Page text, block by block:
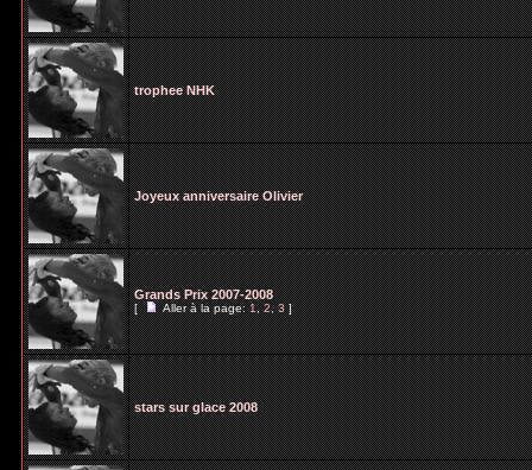
trophee NHK
Joyeux anniversaire Olivier
Grands Prix 2007-2008
[ Aller à la page:1,2,3]
stars sur glace 2008